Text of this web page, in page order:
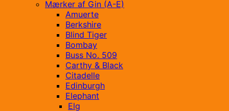
Mærker af Gin (A-E)
Amuerte
Berkshire
Blind Tiger
Bombay
Buss No. 509
Carthy & Black
Citadelle
Edinburgh
Elephant
Elg